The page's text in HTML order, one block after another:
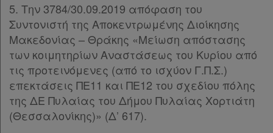
5. Την 3784/30.09.2019 απόφαση του
Συντονιστή της Αποκεντρωμένης Διοίκησης
Μακεδονίας – Θράκης «Μείωση απόστασης
των κοιμητηρίων Αναστάσεως του Κυρίου από
τις προτεινόμενες (από το ισχύον Γ.Π.Σ.)
επεκτάσεις ΠΕ11 και ΠΕ12 του σχεδίου πόλης
της ΔΕ Πυλαίας του Δήμου Πυλαίας Χορτιάτη
(Θεσσαλονίκης)» (Δ’ 617).